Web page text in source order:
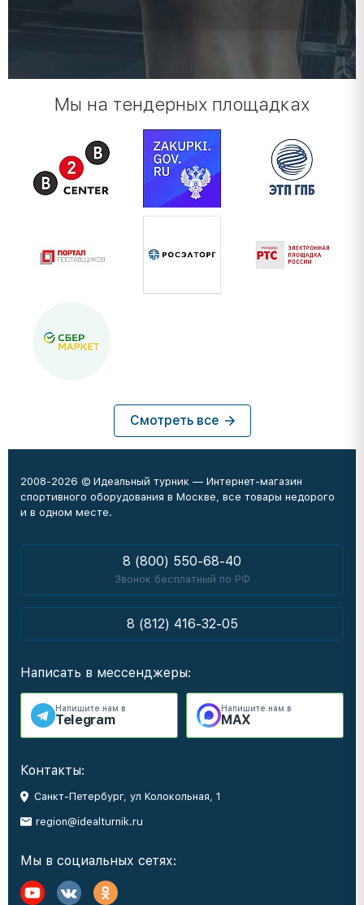
Мы на тендерных площадках
Смотреть все
2008-2026 © Идеальный турник — Интернет-магазин
спортивного оборудования в Москве, все товары недорого
и в одном месте.
8 (800) 550-68-40
Звонок бесплатный по РФ
8 (812) 416-32-05
Написать в мессенджеры:
Напишите нам в
Telegram
Напишите нам в
MAX
Контакты:
Санкт-Петербург, ул Колокольная, 1
region@idealturnik.ru
Мы в социальных сетях: